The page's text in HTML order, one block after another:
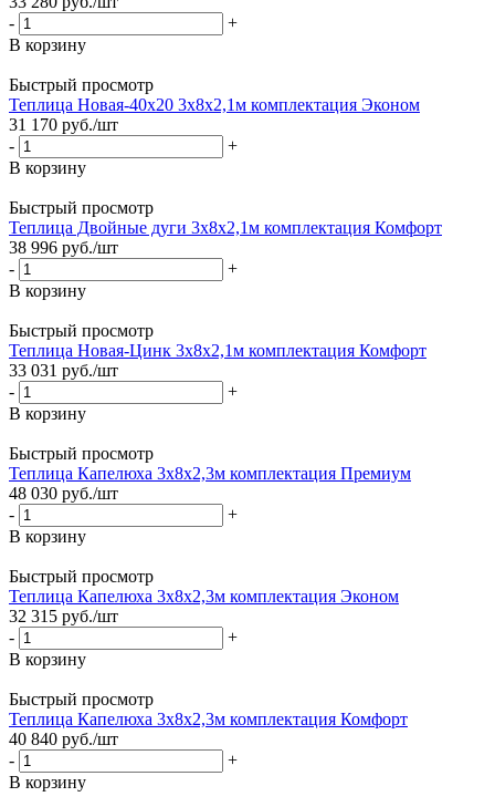
-
+
В корзину
Быстрый просмотр
Теплица Новая-40х20 3х8х2,1м комплектация Эконом
31 170 руб./шт
-
+
В корзину
Быстрый просмотр
Теплица Двойные дуги 3х8х2,1м комплектация Комфорт
38 996 руб./шт
-
+
В корзину
Быстрый просмотр
Теплица Новая-Цинк 3х8х2,1м комплектация Комфорт
33 031 руб./шт
-
+
В корзину
Быстрый просмотр
Теплица Капелюха 3х8х2,3м комплектация Премиум
48 030 руб./шт
-
+
В корзину
Быстрый просмотр
Теплица Капелюха 3х8х2,3м комплектация Эконом
32 315 руб./шт
-
+
В корзину
Быстрый просмотр
Теплица Капелюха 3х8х2,3м комплектация Комфорт
40 840 руб./шт
-
+
В корзину